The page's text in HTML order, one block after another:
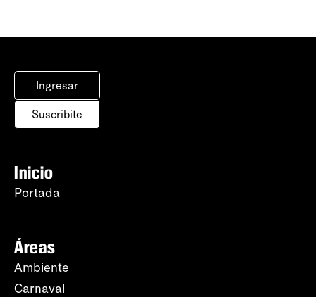
Ingresar
Suscribite
Inicio
Portada
Áreas
Ambiente
Carnaval